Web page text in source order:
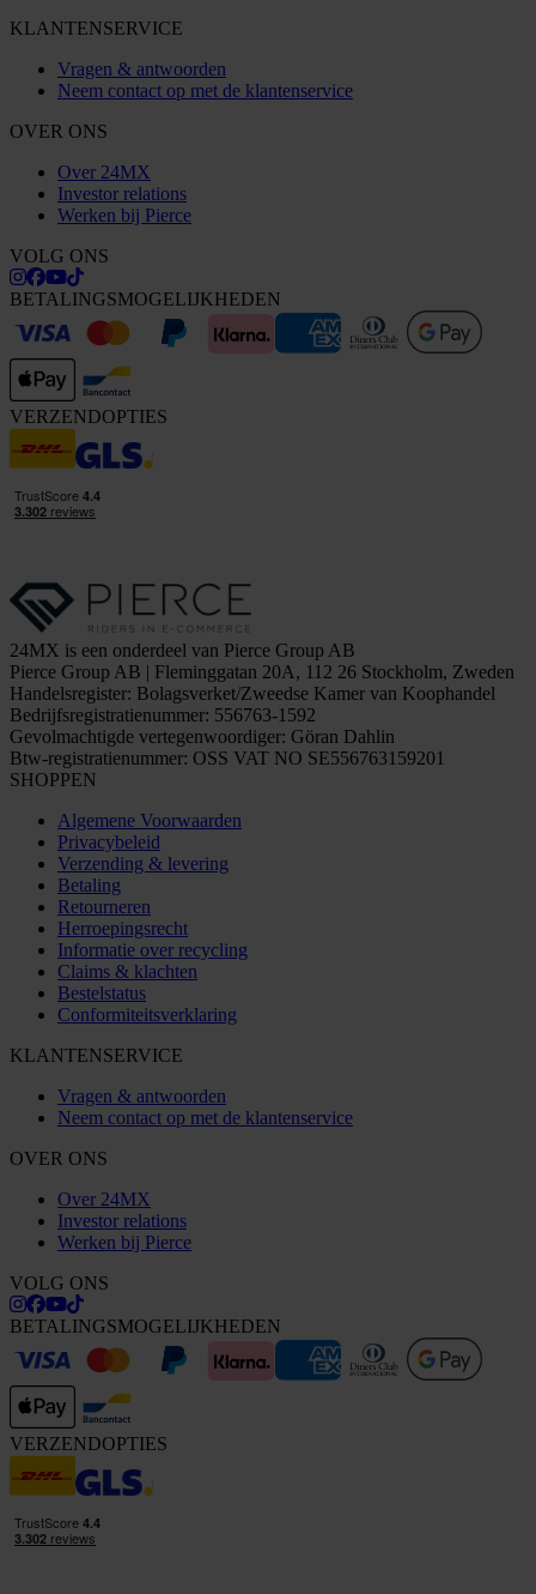
KLANTENSERVICE
Vragen & antwoorden
Neem contact op met de klantenservice
OVER ONS
Over 24MX
Investor relations
Werken bij Pierce
VOLG ONS
BETALINGSMOGELIJKHEDEN
VERZENDOPTIES
24MX is een onderdeel van Pierce Group AB
Pierce Group AB | Fleminggatan 20A, 112 26 Stockholm, Zweden
Handelsregister: Bolagsverket/Zweedse Kamer van Koophandel
Bedrijfsregistratienummer: 556763-1592
Gevolmachtigde vertegenwoordiger: Göran Dahlin
Btw-registratienummer: OSS VAT NO SE556763159201
SHOPPEN
Algemene Voorwaarden
Privacybeleid
Verzending & levering
Betaling
Retourneren
Herroepingsrecht
Informatie over recycling
Claims & klachten
Bestelstatus
Conformiteitsverklaring
KLANTENSERVICE
Vragen & antwoorden
Neem contact op met de klantenservice
OVER ONS
Over 24MX
Investor relations
Werken bij Pierce
VOLG ONS
BETALINGSMOGELIJKHEDEN
VERZENDOPTIES